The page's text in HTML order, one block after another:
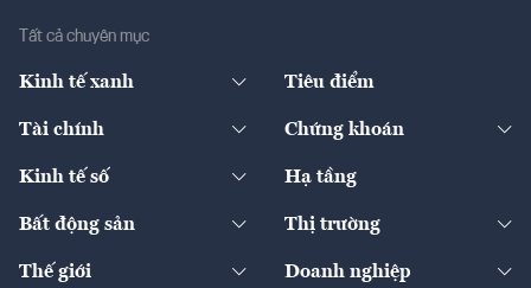
Tất cả chuyên mục
Kinh tế xanh
Diễn đàn
Tiêu điểm
Tài chính
Ngân hàng
Bảo hiểm
Chứng khoán
Doanh nghiệp niêm yết
Kinh tế số
Sản phẩm - Thị trường
Hạ tầng
Bất động sản
Chính sách
Thị trường
Thế giới Doanh nghiệp